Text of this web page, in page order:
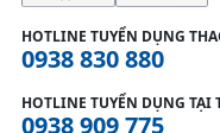
HOTLINE TUYỂN DỤNG
0938 830 880
HOTLINE TUYỂN DỤNG TẠI
0938 909 775